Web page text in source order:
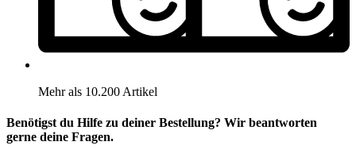
Mehr als 10.200 Artikel
Benötigst du Hilfe zu deiner Bestellung? Wir beantworten
gerne deine Fragen.